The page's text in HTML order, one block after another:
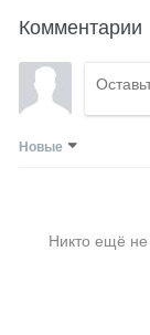
Комментарии
Новые
Никто ещё не